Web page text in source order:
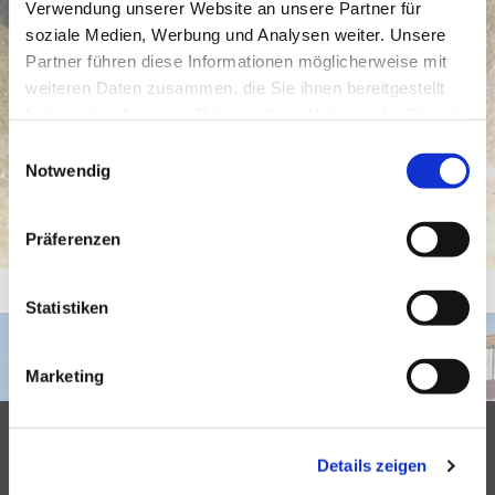
Verwendung unserer Website an unsere Partner für
soziale Medien, Werbung und Analysen weiter. Unsere
Partner führen diese Informationen möglicherweise mit
weiteren Daten zusammen, die Sie ihnen bereitgestellt
Notwendig
Präferenzen
Statistiken
Marketing
Details zeigen
24-Stunden-Notdienst